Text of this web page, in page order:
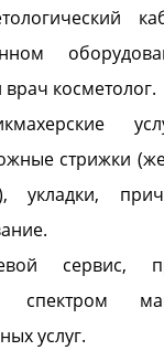
косметолог.
стрижки
укладки,
сервис,
спектром
услуг.